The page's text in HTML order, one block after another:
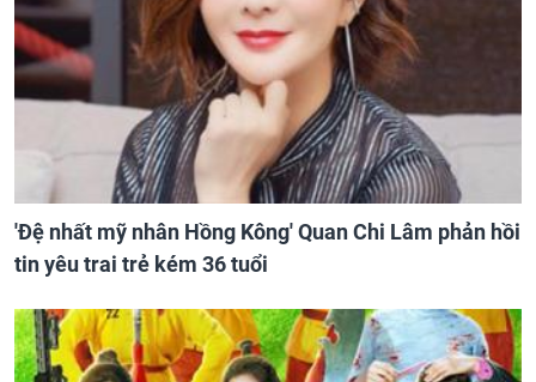
'Đệ nhất mỹ nhân Hồng Kông' Quan Chi Lâm phản hồi
tin yêu trai trẻ kém 36 tuổi